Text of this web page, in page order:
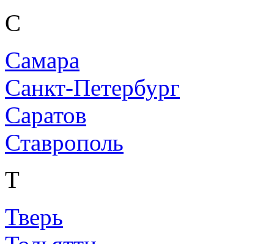
С
Самара
Санкт-Петербург
Саратов
Ставрополь
Т
Тверь